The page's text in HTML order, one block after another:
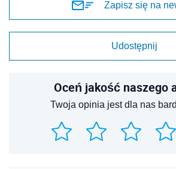
Zapisz się na
Udostępnij
Oceń jakość naszego
Twoja opinia jest dla nas